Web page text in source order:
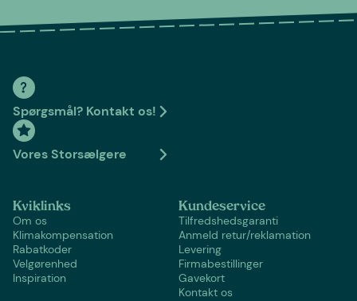
Spørgsmål? Kontakt os!
Vores Storsælgere
Kviklinks
Om os
Klimakompensation
Rabatkoder
Velgørenhed
Inspiration
Kundeservice
Tilfredshedsgaranti
Anmeld retur/reklamation
Levering
Firmabestillinger
Gavekort
Kontakt os